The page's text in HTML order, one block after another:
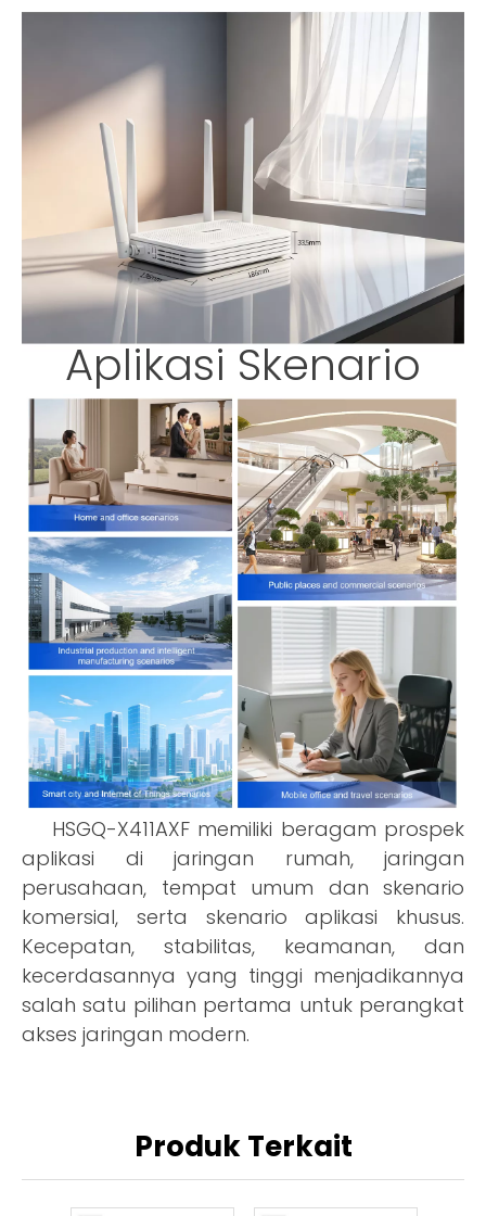
Aplikasi Skenario
HSGQ-X411AXF memiliki beragam prospek
aplikasi di jaringan rumah, jaringan
perusahaan, tempat umum dan skenario
komersial, serta skenario aplikasi khusus.
Kecepatan, stabilitas, keamanan, dan
kecerdasannya yang tinggi menjadikannya
salah satu pilihan pertama untuk perangkat
akses jaringan modern.
Produk Terkait